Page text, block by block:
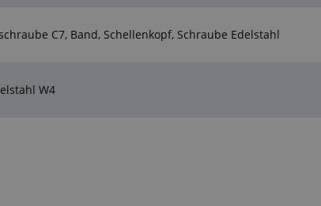
C7, Band, Schellenkopf, Schraube Edelstahl
W4